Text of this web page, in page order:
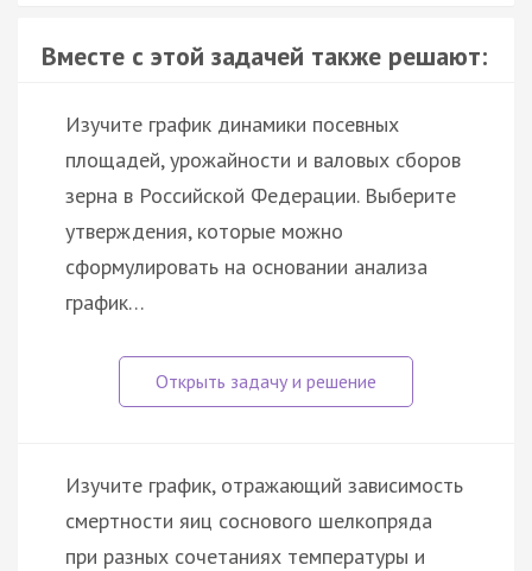
Вместе с этой задачей также решают:
Изучите график динамики посевных
площадей, урожайности и валовых сборов
зерна в Российской Федерации. Выберите
утверждения, которые можно
сформулировать на основании анализа
график…
Изучите график, отражающий зависимость
смертности яиц соснового шелкопряда
при разных сочетаниях температуры и